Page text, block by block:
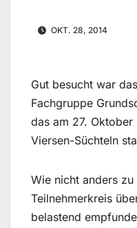
OKT. 28, 2014
Gut besucht war
Fachgruppe
das am 27.
Viersen-Süchteln
Wie nicht anders
Teilnehmerkreis
belastend